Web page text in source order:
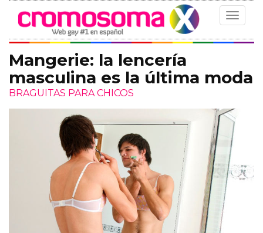
Toggle
Mangerie: la lencería
masculina es la última moda
BRAGUITAS PARA CHICOS